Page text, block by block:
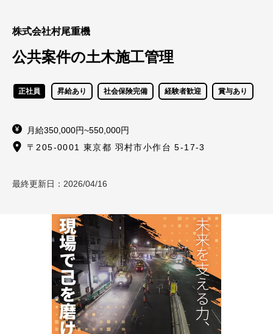
株式会社村尾重機
公共案件の土木施工管理
正社員 昇給あり 社会保険完備 経験者歓迎 賞与あり
月給350,000円~550,000円
〒205-0001 東京都 羽村市小作台 5-17-3
最終更新日： 2026/04/16